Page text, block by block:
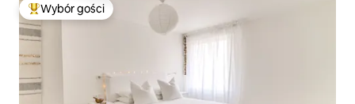
Najpopularniejsze z kategorii Wybór gości
Wybór gości